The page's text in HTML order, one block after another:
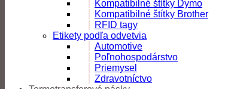
Kompatibilné štítky Dymo
Kompatibilné štítky Brother
RFID tagy
Etikety podľa odvetvia
Automotive
Poľnohospodárstvo
Priemysel
Zdravotníctvo